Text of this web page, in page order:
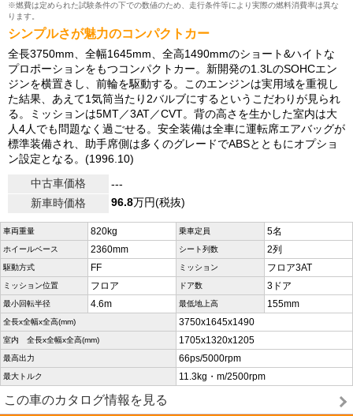
※燃費は定められた試験条件の下での数値のため、走行条件等により実際の燃料消費率は異な
ります。
シンプルさが魅力のコンパクトカー
全長3750mm、全幅1645mm、全高1490mmのショート&ハイトな
プロポーションをもつコンパクトカー。新開発の1.3LのSOHCエン
ジンを横置きし、前輪を駆動する。このエンジンは実用域を重視し
た結果、あえて1気筒当たり2バルブにするというこだわりが見られ
る。ミッションは5MT／3AT／CVT。背の高さを生かした室内は大
人4人でも問題なく過ごせる。安全装備は全車に運転席エアバッグが
標準装備され、助手席側は多くのグレードでABSとともにオプショ
ン設定となる。(1996.10)
中古車価格
---
新車時価格
96.8万円(税抜)
車両重量 820kg 乗車定員 5名
ホイールベース 2360mm シート列数 2列
駆動方式 FF ミッション フロア3AT
ミッション位置 フロア ドア数 3ドア
最小回転半径 4.6m 最低地上高 155mm
全長x全幅x全高(mm) 3750x1645x1490
室内 全長x全幅x全高(mm) 1705x1320x1205
最高出力 66ps/5000rpm
最大トルク 11.3kg・m/2500rpm
この車のカタログ情報を見る